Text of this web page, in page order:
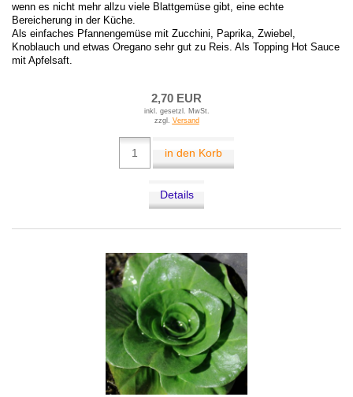
wenn es nicht mehr allzu viele Blattgemüse gibt, eine echte
Bereicherung in der Küche.
Als einfaches Pfannengemüse mit Zucchini, Paprika, Zwiebel,
Knoblauch und etwas Oregano sehr gut zu Reis. Als Topping Hot Sauce
mit Apfelsaft.
2,70 EUR
inkl. gesetzl. MwSt.
zzgl. Versand
in den Korb
Details